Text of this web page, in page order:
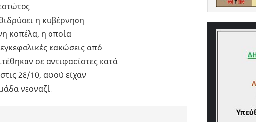
η κυβέρνηση
κοπέλα, η οποία
κακώσεις από
σε αντιφασίστες κατά
28/10, αφού είχαν
νεοναζί.